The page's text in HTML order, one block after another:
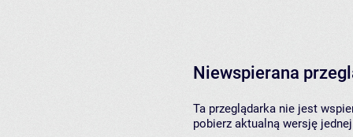
Niewspierana
Ta przeglądarka nie jest
pobierz aktualną wersję